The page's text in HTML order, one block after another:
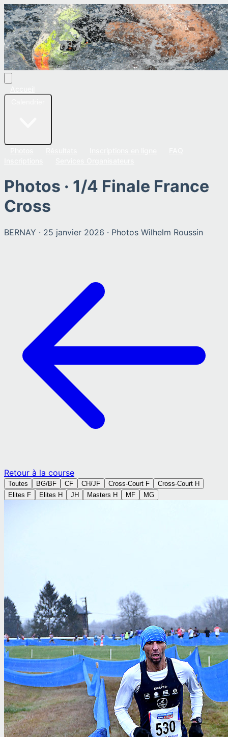
Photos · 1/4 Finale France
Cross
BERNAY · 25 janvier 2026 · Photos Wilhelm Roussin
Retour à la course
Toutes BG/BF CF CH/JF Cross-Court F
Cross-Court H
Elites F
Elites H JH Masters H MF MG